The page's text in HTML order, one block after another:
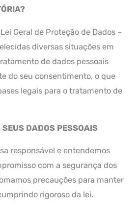
Geral de Proteção de Dados –
diversas situações em
de dados pessoais
do seu consentimento, o que
legais para o tratamento de
DADOS PESSOAIS
responsável e entendemos
com a segurança dos
precauções para manter
rigoroso da lei.